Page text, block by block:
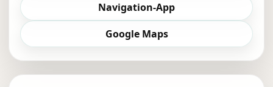
Navigation-App
Google Maps